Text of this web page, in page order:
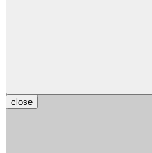
close